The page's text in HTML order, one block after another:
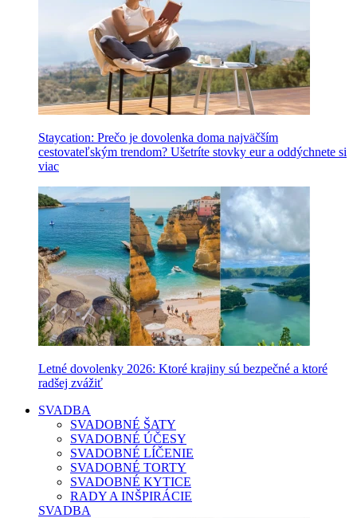
Staycation: Prečo je dovolenka doma najväčším
cestovateľským trendom? Ušetríte stovky eur a oddýchnete si
viac
Letné dovolenky 2026: Ktoré krajiny sú bezpečné a ktoré
radšej zvážiť
SVADBA
SVADOBNÉ ŠATY
SVADOBNÉ ÚČESY
SVADOBNÉ LÍČENIE
SVADOBNÉ TORTY
SVADOBNÉ KYTICE
RADY A INŠPIRÁCIE
SVADBA